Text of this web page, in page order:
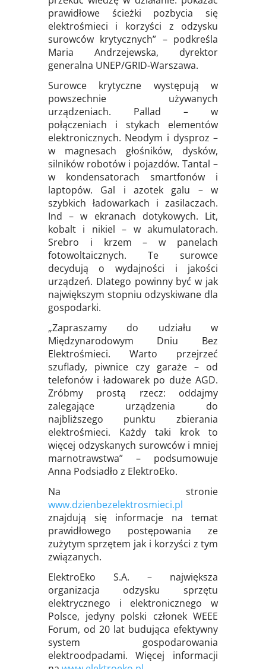
prawidłowe ścieżki pozbycia się
elektrośmieci i korzyści z odzysku
surowców krytycznych” – podkreśla
Maria Andrzejewska, dyrektor
generalna UNEP/GRID-Warszawa.
Surowce krytyczne występują w
powszechnie używanych
urządzeniach. Pallad – w
połączeniach i stykach elementów
elektronicznych. Neodym i dysproz –
w magnesach głośników, dysków,
silników robotów i pojazdów. Tantal –
w kondensatorach smartfonów i
laptopów. Gal i azotek galu – w
szybkich ładowarkach i zasilaczach.
Ind – w ekranach dotykowych. Lit,
kobalt i nikiel – w akumulatorach.
Srebro i krzem – w panelach
fotowoltaicznych. Te surowce
decydują o wydajności i jakości
urządzeń. Dlatego powinny być w jak
największym stopniu odzyskiwane dla
gospodarki.
„Zapraszamy do udziału w
Międzynarodowym Dniu Bez
Elektrośmieci. Warto przejrzeć
szuflady, piwnice czy garaże – od
telefonów i ładowarek po duże AGD.
Zróbmy prostą rzecz: oddajmy
zalegające urządzenia do
najbliższego punktu zbierania
elektrośmieci. Każdy taki krok to
więcej odzyskanych surowców i mniej
marnotrawstwa” – podsumowuje
Anna Podsiadło z ElektroEko.
Na stronie
www.dzienbezelektrosmieci.pl
znajdują się informacje na temat
prawidłowego postępowania ze
zużytym sprzętem jak i korzyści z tym
związanych.
ElektroEko S.A. – największa
organizacja odzysku sprzętu
elektrycznego i elektronicznego w
Polsce, jedyny polski członek WEEE
Forum, od 20 lat budująca efektywny
system gospodarowania
elektroodpadami. Więcej informacji